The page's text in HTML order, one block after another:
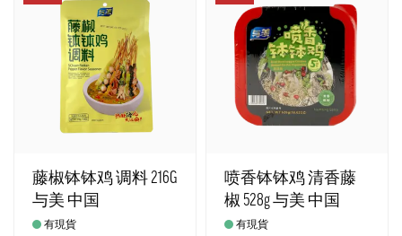
藤椒钵钵鸡 调料 216G
与美 中国
有現貨
喷香钵钵鸡 清香藤
椒 528g 与美 中国
有現貨